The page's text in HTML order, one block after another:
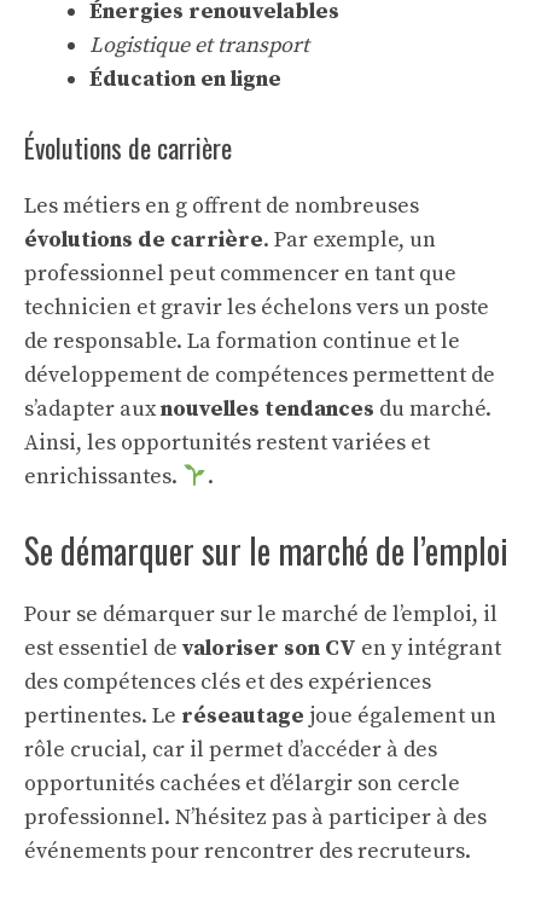
Énergies renouvelables
Logistique et transport
Éducation en ligne
Évolutions de carrière
Les métiers en g offrent de nombreuses
évolutions de carrière. Par exemple, un
professionnel peut commencer en tant que
technicien et gravir les échelons vers un poste
de responsable. La formation continue et le
développement de compétences permettent de
s’adapter auxnouvelles tendances du marché.
Ainsi, les opportunités restent variées et
enrichissantes.
.
Se démarquer sur le marché de l’emploi
Pour se démarquer sur le marché de l’emploi, il
est essentiel de valoriser son CV en y intégrant
des compétences clés et des expériences
pertinentes. Le réseautage joue également un
rôle crucial, car il permet d’accéder à des
opportunités cachées et d’élargir son cercle
professionnel. N’hésitez pas à participer à des
événements pour rencontrer des recruteurs.